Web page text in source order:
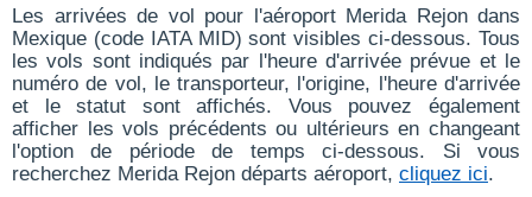
Les arrivées de vol pour l'aéroport Merida Rejon dans
Mexique (code IATA MID) sont visibles ci-dessous. Tous
les vols sont indiqués par l'heure d'arrivée prévue et le
numéro de vol, le transporteur, l'origine, l'heure d'arrivée
et le statut sont affichés. Vous pouvez également
afficher les vols précédents ou ultérieurs en changeant
l'option de période de temps ci-dessous. Si vous
recherchez Merida Rejon départs aéroport, cliquez ici.